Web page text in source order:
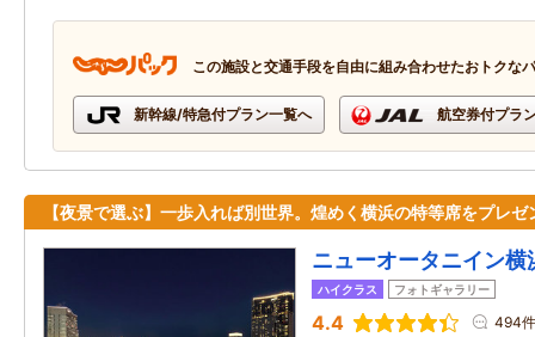
この施設と交通手段を自由に組み合わせたおトクな
新幹線/特急付プラン一覧へ 航空券付プラ
【夜景で選ぶ】一歩入れば別世界。煌めく横浜の特等席をプレゼ
ニューオータニイン横
ハイクラス フォトギャラリー
4.4 494件